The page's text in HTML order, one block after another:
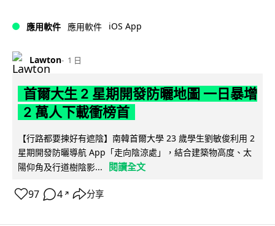
應用軟件 應用軟件 iOS App
Lawton 1 日
首爾大生 2 星期開發防曬地圖 一日暴增
2 萬人下載衝榜首
【行路都要揀好有遮陰】南韓首爾大學 23 歲學生劉敏俊利用 2
星期開發防曬導航 App「走向陰涼處」，結合建築物高度、太
陽仰角及行道樹陰影...
閱讀全文
97 4 ↗ 分享